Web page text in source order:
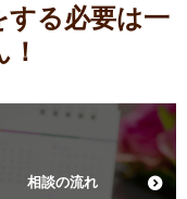
する必要は一
相談の流れ